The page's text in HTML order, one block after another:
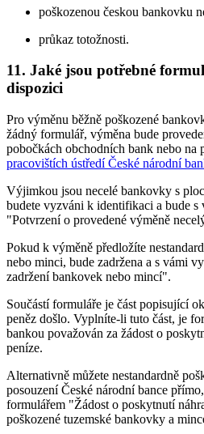
poškozenou českou bankovku
průkaz totožnosti.
11. Jaké jsou potřebné
dispozici
Pro výměnu běžně poškozené
žádný formulář, výměna bude
pobočkách obchodních bank nebo na
pracovištích ústředí České národní
Výjimkou jsou necelé bankovky s
budete vyzváni k identifikaci a bude
"Potvrzení o provedené výměně
Pokud k výměně předložíte
nebo minci, bude zadržena a s vámi
zadržení bankovek nebo mincí".
Součástí formuláře je část popisující
peněz došlo. Vyplníte-li tuto část, je
bankou považován za žádost o
peníze.
Alternativně můžete nestandardně
posouzení České národní bance
formulářem "Žádost o poskytnutí
poškozené tuzemské bankovky a